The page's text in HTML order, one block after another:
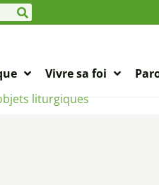
Vivre sa foi
liturgiques